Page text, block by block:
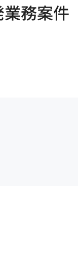
務案件